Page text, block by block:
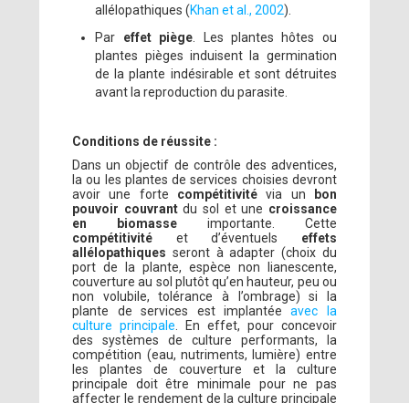
allélopathiques (Khan et al., 2002).
Par effet piège . Les plantes hôtes ou
plantes pièges induisent la germination
de la plante indésirable et sont détruites
avant la reproduction du parasite.
Conditions de réussite :
Dans un objectif de contrôle des adventices,
la ou les plantes de services choisies devront
avoir une forte compétitivité via un
bon
pouvoir couvrantdu sol et une croissance
en biomasse importante. Cette
compétitivité et d’éventuels effets
allélopathiques seront à adapter (choix du
port de la plante, espèce non lianescente,
couverture au sol plutôt qu’en hauteur, peu ou
non volubile, tolérance à l’ombrage) si la
plante de services est implantéeavec la
culture principale . En effet, pour concevoir
des systèmes de culture performants, la
compétition (eau, nutriments, lumière) entre
les plantes de couverture et la culture
principale doit être minimale pour ne pas
affecter le rendement de la culture principale